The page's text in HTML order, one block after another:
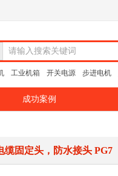
请输入搜索关键词
工业机箱 开关电源 步进电机
成功案例
缆固定头，防水接头 PG7